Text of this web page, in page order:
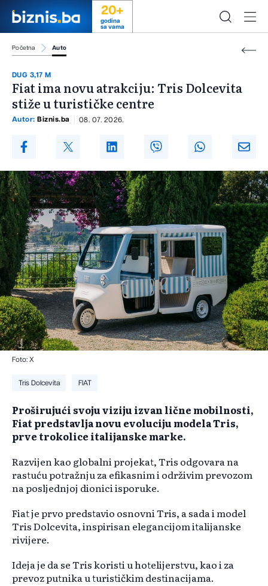
20+
godina
sa vama
Početna Auto
DUG 3,17 M
Fiat ima novu atrakciju: Tris Dolcevita
stiže u turističke centre
Autor: Biznis.ba 08. 07. 2026.
Foto: X
Tris Dolcevita FIAT
Proširujući svoju viziju izvan lične mobilnosti,
Fiat predstavlja novu evoluciju modela Tris,
prve trokolice italijanske marke.
Razvijen kao globalni projekat, Tris odgovara na
rastuću potražnju za efikasnim i održivim prevozom
na posljednjoj dionici isporuke.
Fiat je prvo predstavio osnovni Tris, a sada i model
Tris Dolcevita, inspirisan elegancijom italijanske
rivijere.
Ideja je da se Tris koristi u hotelijerstvu, kao i za
prevoz putnika u turističkim destinacijama.